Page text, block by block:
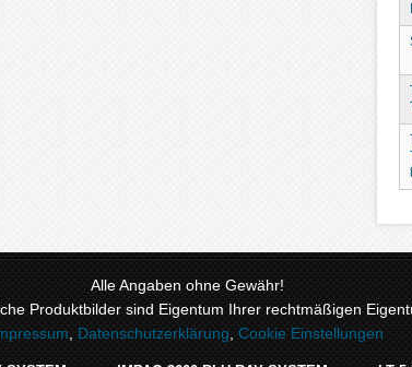
Alle Angaben ohne Gewähr!
Produktbilder sind Eigentum Ihrer rechtmäßigen
Datenschutzerklärung ,Cookie Einstellungen